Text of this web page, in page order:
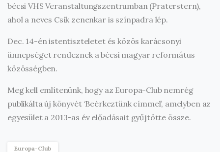
bécsi VHS Veranstaltungszentrumban (Praterstern),
ahol a neves Csík zenenkar is színpadra lép.
Dec. 14-én istentiszteletet és közös karácsonyi
ünnepséget rendeznek a bécsi magyar református
közösségben.
Meg kell említenünk, hogy az Europa-Club nemrég
publikálta új könyvét ‘Beérkeztünk címmel’, amelyben az
egyesület a 2013-as év előadásait gyűjtötte össze.
Europa-Club